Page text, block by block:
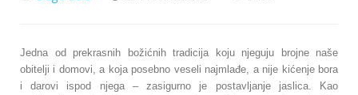
Jedna od prekrasnih božićnih tradicija koju njeguju brojne naše
obitelji i domovi, a koja posebno veseli najmlađe, a nije kićenje bora
i darovi ispod njega – zasigurno je postavljanje jaslica. Kao